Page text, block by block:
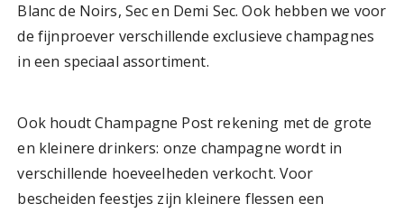
Blanc de Noirs, Sec en Demi Sec. Ook hebben we voor
de fijnproever verschillende exclusieve champagnes
in een speciaal assortiment.
Ook houdt Champagne Post rekening met de grote
en kleinere drinkers: onze champagne wordt in
verschillende hoeveelheden verkocht. Voor
bescheiden feestjes zijn kleinere flessen een